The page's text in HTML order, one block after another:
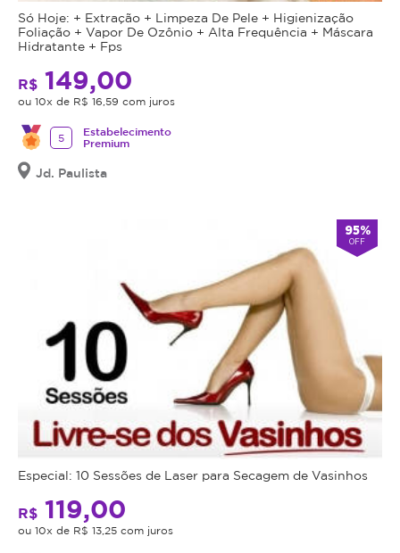
Só Hoje: + Extração + Limpeza De Pele + Higienização
Foliação + Vapor De Ozônio + Alta Frequência + Máscara
Hidratante + Fps
R$ 149,00
ou 10x de R$ 16,59 com juros
5
Estabelecimento
Premium
Jd. Paulista
95%
OFF
Especial: 10 Sessões de Laser para Secagem de Vasinhos
R$ 119,00
ou 10x de R$ 13,25 com juros